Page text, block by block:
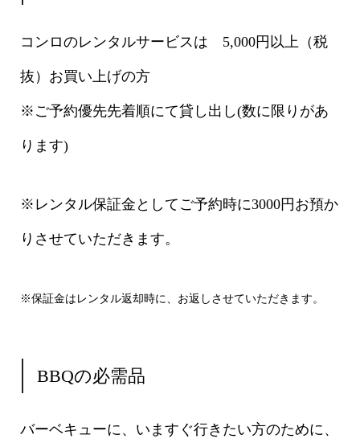
コンロのレンタルサービスは 5,000円以上（税
抜）お買い上げの方
※ご予約優先先着順にて貸し出し(数に限りがあ
ります)
※レンタル保証金としてご予約時に3000円お預か
りさせていただきます。
※保証金はレンタル返却時に、お返しさせていただきます。
BBQの必需品
バーベキューに、いますぐ行きたい方のために、